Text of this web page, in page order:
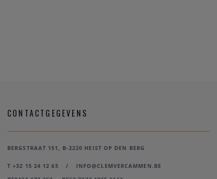
CONTACTGEGEVENS
BERGSTRAAT 151, B-2220 HEIST OP DEN BERG
T +32 15 24 12 65 /
INFO@CLEMVERCAMMEN.BE